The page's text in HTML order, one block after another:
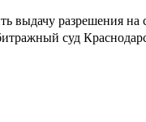
выдачу разрешения
суд